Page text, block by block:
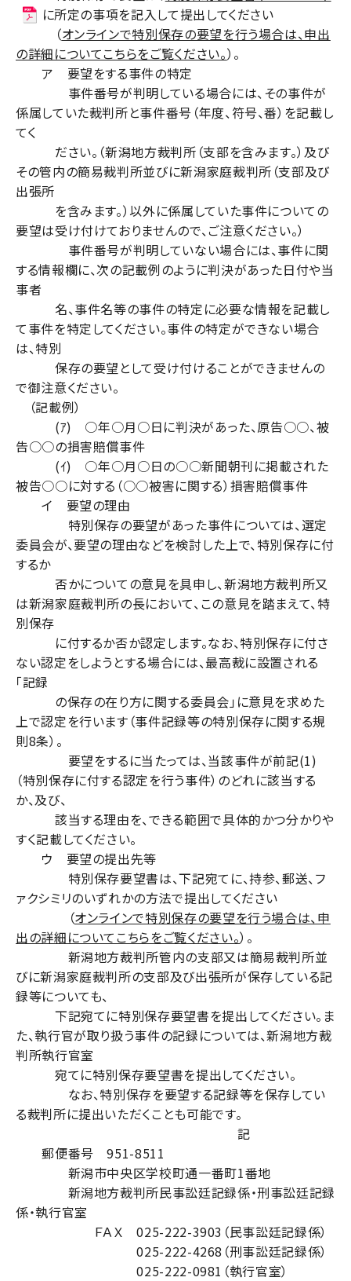
に所定の事項を記入して提出してください
（オンラインで特別保存の要望を行う場合は、申出
の詳細についてこちらをご覧ください。）。
ア 要望をする事件の特定
事件番号が判明している場合には、その事件が
係属していた裁判所と事件番号（年度、符号、番）を記載し
てく
ださい。（新潟地方裁判所（支部を含みます。）及び
その管内の簡易裁判所並びに新潟家庭裁判所（支部及び
出張所
を含みます。）以外に係属していた事件についての
要望は受け付けておりませんので、ご注意ください。）
事件番号が判明していない場合には、事件に関
する情報欄に、次の記載例のように判決があった日付や当
事者
名、事件名等の事件の特定に必要な情報を記載し
て事件を特定してください。事件の特定ができない場合
は、特別
保存の要望として受け付けることができませんの
で御注意ください。
（記載例）
(ｱ) ○年○月○日に判決があった、原告○○、被
告○○の損害賠償事件
(ｲ) ○年○月○日の○○新聞朝刊に掲載された
被告○○に対する（○○被害に関する）損害賠償事件
イ 要望の理由
特別保存の要望があった事件については、選定
委員会が、要望の理由などを検討した上で、特別保存に付
するか
否かについての意見を具申し、新潟地方裁判所又
は新潟家庭裁判所の長において、この意見を踏まえて、特
別保存
に付するか否か認定します。なお、特別保存に付さ
ない認定をしようとする場合には、最高裁に設置される
「記録
の保存の在り方に関する委員会」に意見を求めた
上で認定を行います（事件記録等の特別保存に関する規
則8条）。
要望をするに当たっては、当該事件が前記(1)
（特別保存に付する認定を行う事件）のどれに該当する
か、及び、
該当する理由を、できる範囲で具体的かつ分かりや
すく記載してください。
ウ 要望の提出先等
特別保存要望書は、下記宛てに、持参、郵送、フ
ァクシミリのいずれかの方法で提出してください
（オンラインで特別保存の要望を行う場合は、申
出の詳細についてこちらをご覧ください。）。
新潟地方裁判所管内の支部又は簡易裁判所並
びに新潟家庭裁判所の支部及び出張所が保存している記
録等についても、
下記宛てに特別保存要望書を提出してください。ま
た、執行官が取り扱う事件の記録については、新潟地方裁
判所執行官室
宛てに特別保存要望書を提出してください。
なお、特別保存を要望する記録等を保存してい
る裁判所に提出いただくことも可能です。
記
郵便番号 951-8511
新潟市中央区学校町通一番町1番地
新潟地方裁判所民事訟廷記録係・刑事訟廷記録
係・執行官室
ＦＡＸ 025-222-3903（民事訟廷記録係）
025-222-4268（刑事訟廷記録係）
025-222-0981（執行官室）